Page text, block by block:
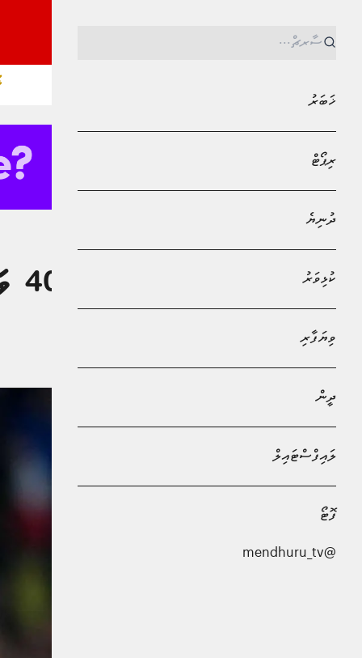
ޚަބަރު
ރިޕޯޓް
ދުނިޔެ
ކުޅިވަރު
ވިޔަފާރި
ދީން
ލައިފްސްޓައިލް
ފޮޓޯ
@mendhuru_tv
ކޮލިފައިވެއްޖެ